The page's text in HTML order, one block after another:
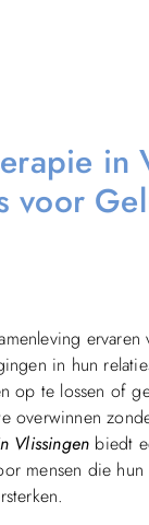
in
voor
ervaren
in hun
op te lossen of
overwinnen
Vlissingen biedt
mensen die hun